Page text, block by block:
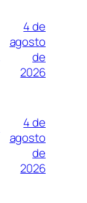
4 de
agosto
de
2026
4 de
agosto
de
2026